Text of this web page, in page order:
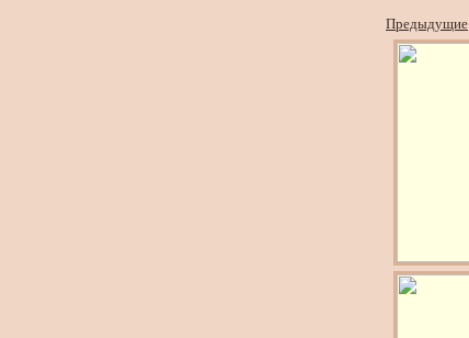
Предыдущие